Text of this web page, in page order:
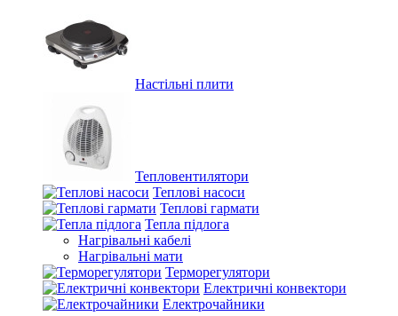
Настільні плити
Тепловентилятори
Теплові насоси
Теплові гармати
Тепла підлога
Нагрівальні кабелі
Нагрівальні мати
Терморегулятори
Електричні конвектори
Електрочайники